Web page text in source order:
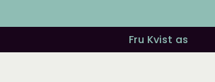
Fru Kvist as